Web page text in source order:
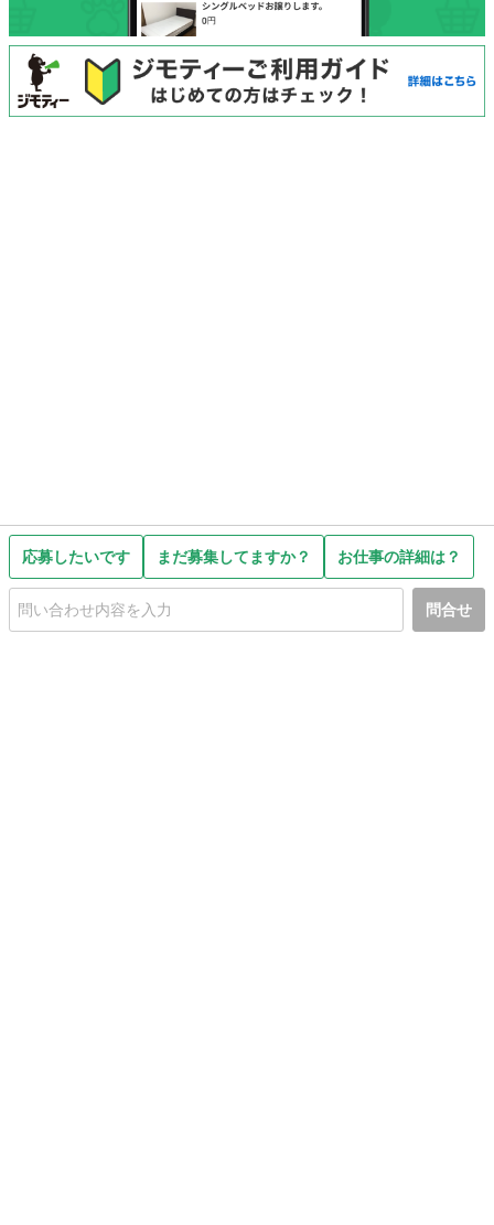
応募したいです まだ募集してますか？ お仕事の詳細は？
問合せ